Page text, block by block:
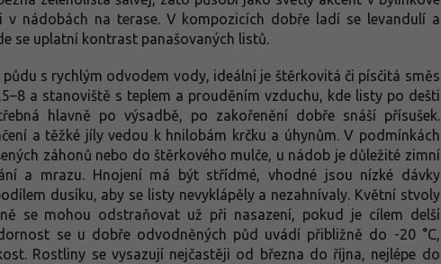
v nádobách na terase. V kompozicích dobře ladí se levandulí a
se uplatní kontrast panašovaných listů.
půdu s rychlým odvodem vody, ideální je štěrkovitá či písčitá směs
a stanoviště s teplem a prouděním vzduchu, kde listy po dešti
hlavně po výsadbě, po zakořenění dobře snáší přísušek.
a těžké jíly vedou k hnilobám krčku a úhynům. V podmínkách
záhonů nebo do štěrkového mulče, u nádob je důležité zimní
a mrazu. Hnojení má být střídmé, vhodné jsou nízké dávky
dusíku, aby se listy nevyklápěly a nezahnívaly. Květní stvoly
se mohou odstraňovat už při nasazení, pokud je cílem delší
se u dobře odvodněných půd uvádí přibližně do -20 °C,
Rostliny se vysazují nejčastěji od března do října, nejlépe do